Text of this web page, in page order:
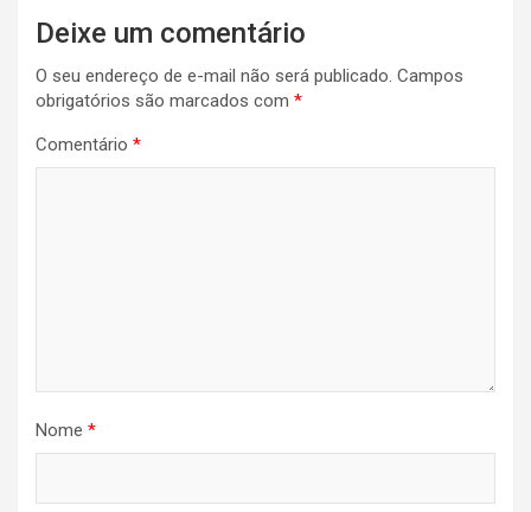
Deixe um comentário
O seu endereço de e-mail não será publicado. Campos
obrigatórios são marcados com *
Comentário *
Nome *